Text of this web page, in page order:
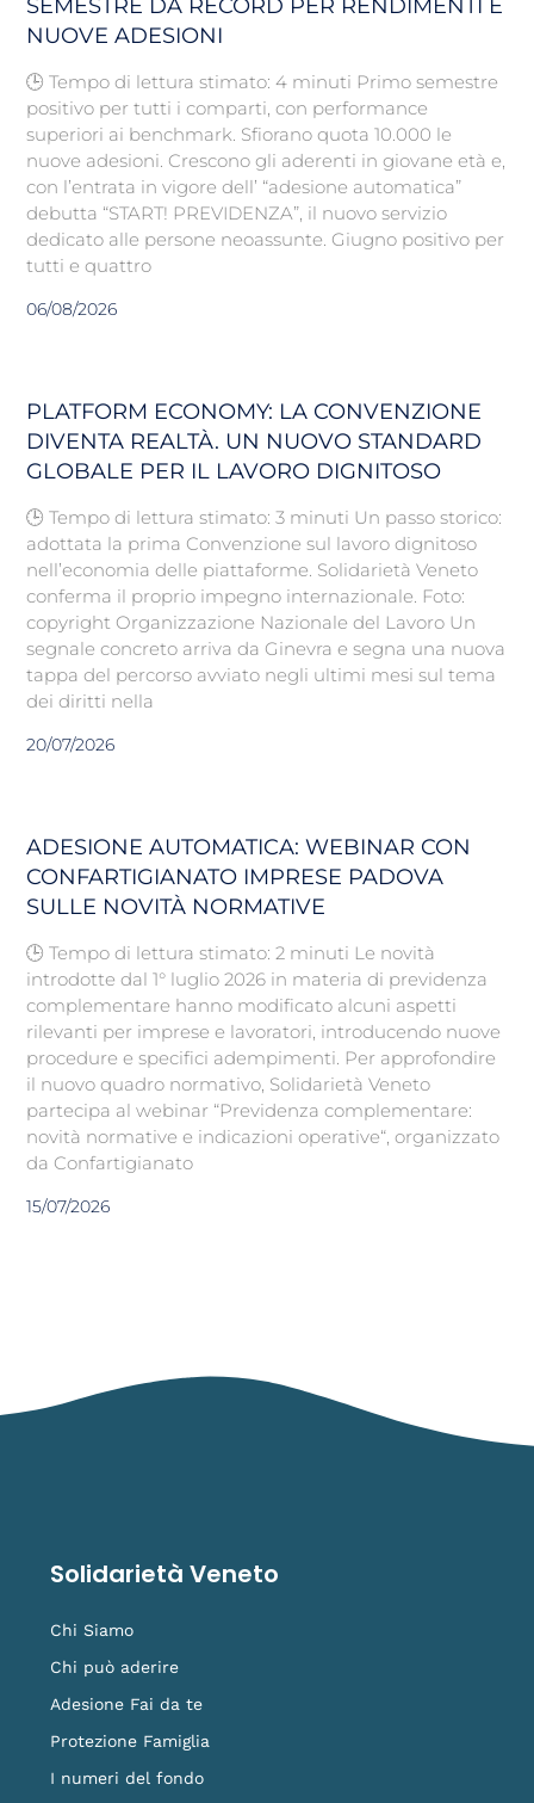
SEMESTRE DA RECORD PER RENDIMENTI E
NUOVE ADESIONI
🕒 Tempo di lettura stimato: 4 minuti Primo semestre
positivo per tutti i comparti, con performance
superiori ai benchmark. Sfiorano quota 10.000 le
nuove adesioni. Crescono gli aderenti in giovane età e,
con l’entrata in vigore dell’ “adesione automatica”
debutta “START! PREVIDENZA”, il nuovo servizio
dedicato alle persone neoassunte. Giugno positivo per
tutti e quattro
06/08/2026
PLATFORM ECONOMY: LA CONVENZIONE
DIVENTA REALTÀ. UN NUOVO STANDARD
GLOBALE PER IL LAVORO DIGNITOSO
🕒 Tempo di lettura stimato: 3 minuti Un passo storico:
adottata la prima Convenzione sul lavoro dignitoso
nell’economia delle piattaforme. Solidarietà Veneto
conferma il proprio impegno internazionale. Foto:
copyright Organizzazione Nazionale del Lavoro Un
segnale concreto arriva da Ginevra e segna una nuova
tappa del percorso avviato negli ultimi mesi sul tema
dei diritti nella
20/07/2026
ADESIONE AUTOMATICA: WEBINAR CON
CONFARTIGIANATO IMPRESE PADOVA
SULLE NOVITÀ NORMATIVE
🕒 Tempo di lettura stimato: 2 minuti Le novità
introdotte dal 1° luglio 2026 in materia di previdenza
complementare hanno modificato alcuni aspetti
rilevanti per imprese e lavoratori, introducendo nuove
procedure e specifici adempimenti. Per approfondire
il nuovo quadro normativo, Solidarietà Veneto
partecipa al webinar “Previdenza complementare:
novità normative e indicazioni operative“, organizzato
da Confartigianato
15/07/2026
Solidarietà Veneto
Chi Siamo
Chi può aderire
Adesione Fai da te
Protezione Famiglia
I numeri del fondo